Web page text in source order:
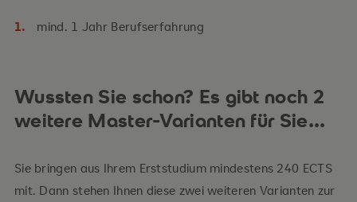
mind. 1 Jahr Berufserfahrung
Wussten Sie schon? Es gibt noch 2
weitere Master-Varianten für Sie...
Sie bringen aus Ihrem Erststudium mindestens 240 ECTS
mit. Dann stehen Ihnen diese zwei weiteren Varianten zur